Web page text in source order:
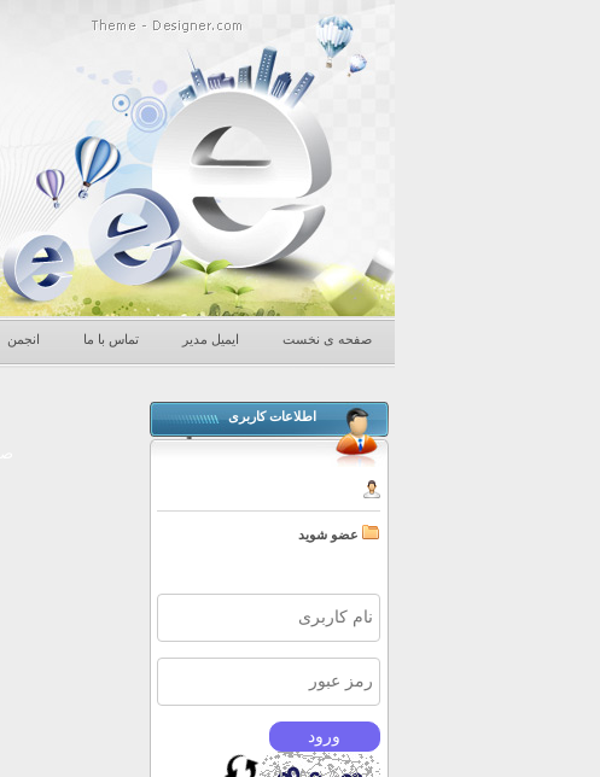
صفحه ی نخست ایمیل مدیر تماس با ما انجمن
اطلاعات کاربری
عضو شوید